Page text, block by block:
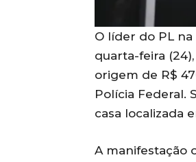
O líder do PL na
quarta-feira
origem de R$
Polícia Federal.
casa localizada
A manifestação